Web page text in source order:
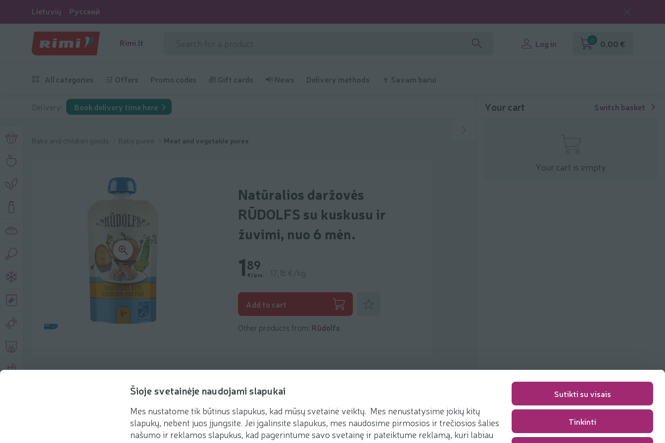
Šioje svetainėje naudojami slapukai
Mes nustatome tik būtinus slapukus, kad mūsų svetainė veiktų. Mes nenustatysime jokių kitų
slapukų, nebent juos įjungsite. Jei įgalinsite slapukus, mes naudosime pirmosios ir trečiosios šalies
našumo ir reklamos slapukus, kad pagerintume savo svetainę ir pateiktume reklamą, kuri labiau
Sutikti su visais
Tinkinti
Lietuvių Русский
Rimi.lt Log in 0 0,00 €
All categories 🛒 Offers Promo codes 🎁 Gift cards 📢 News Delivery methods 🍷 Savam barui
Delivery: Book delivery time here
Baby and children goods Baby puree Meat and vegetable puree
Natūralios daržovės
RŪDOLFS su kuskusu ir
žuvimi, nuo 6 mėn.
189
€/pcs. 17,18 €/kg
Add to cart
Other products from: Rūdolfs
Product description
Recommendations Recipes
Your cart Switch basket
Your cart is empty
Packaging fee 0,00 €